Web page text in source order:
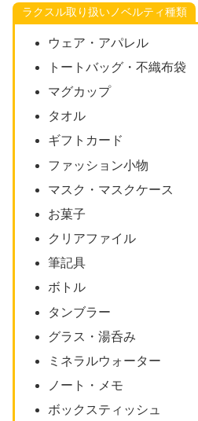
ラクスル取り扱いノベルティ種類
ウェア・アパレル
トートバッグ・不織布袋
マグカップ
タオル
ギフトカード
ファッション小物
マスク・マスクケース
お菓子
クリアファイル
筆記具
ボトル
タンブラー
グラス・湯呑み
ミネラルウォーター
ノート・メモ
ボックスティッシュ